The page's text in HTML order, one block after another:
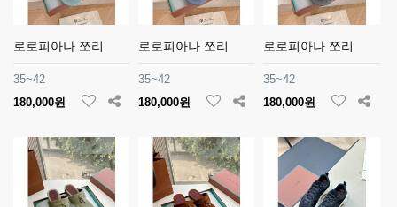
로로피아나 쪼리
35~42
180,000원
로로피아나 쪼리
35~42
180,000원
로로피아나 쪼리
35~42
180,000원